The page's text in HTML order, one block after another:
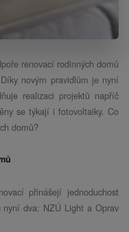
renovací rodinných domů
novým pravidlům je nyní
realizaci projektů napříč
se týkají i fotovoltaiky. Co
domů?
přinášejí jednoduchost
dva: NZÚ Light a Oprav